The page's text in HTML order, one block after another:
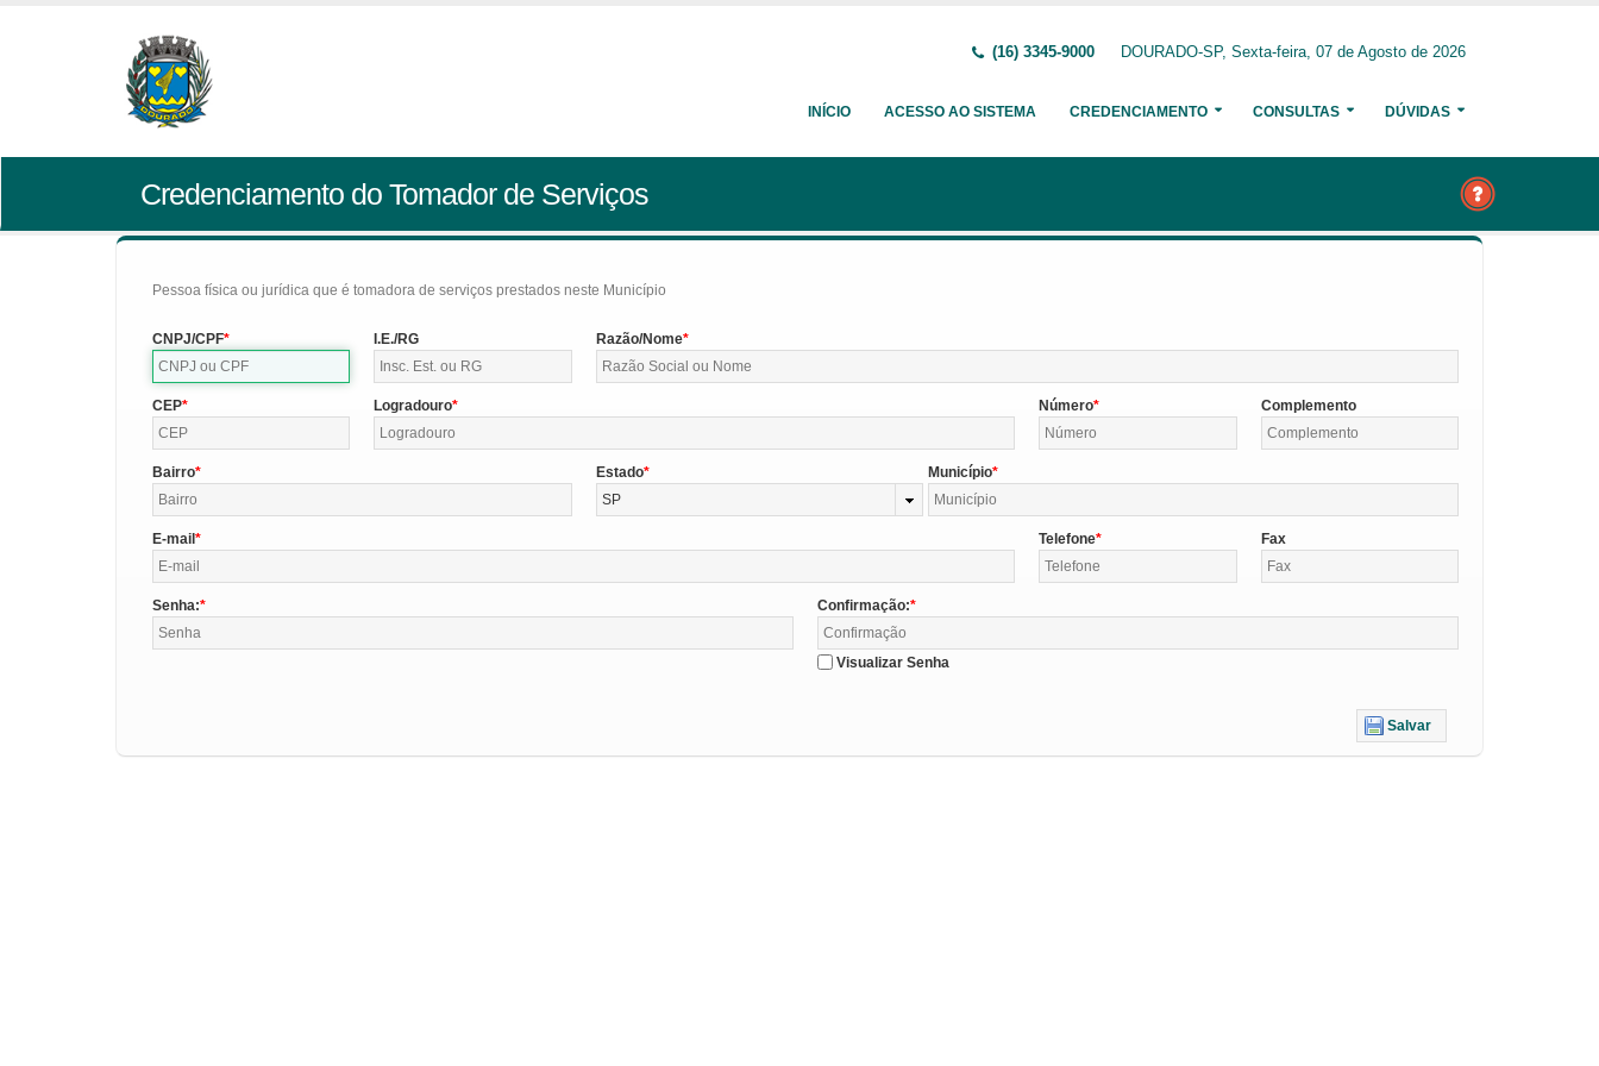
(16) 3345-9000 DOURADO-SP, Sexta-feira, 07 de Agosto de 2026
INÍCIO ACESSO AO SISTEMA CREDENCIAMENTO CONSULTAS DÚVIDAS
Credenciamento do Tomador de Serviços
Pessoa física ou jurídica que é tomadora de serviços prestados neste Município
CNPJ/CPF I.E./RG Razão/Nome
CEP Logradouro Número Complemento
Bairro
Estado
SP
Município
E-mail Telefone Fax
Senha: Confirmação:
Visualizar Senha
Salvar